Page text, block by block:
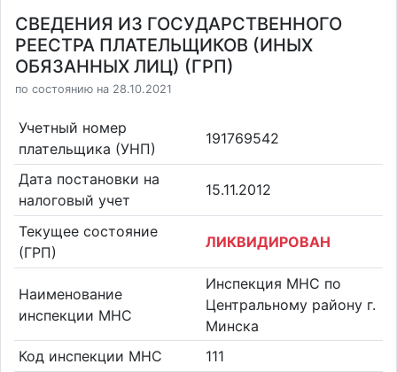
СВЕДЕНИЯ ИЗ ГОСУДАРСТВЕННОГО
РЕЕСТРА ПЛАТЕЛЬЩИКОВ (ИНЫХ
ОБЯЗАННЫХ ЛИЦ) (ГРП)
по состоянию на 28.10.2021
Учетный номер
плательщика (УНП)
191769542
Дата постановки на
налоговый учет
15.11.2012
Текущее состояние
(ГРП)
ЛИКВИДИРОВАН
Наименование
инспекции МНС
Инспекция МНС по
Центральному району г.
Минска
Код инспекции МНС
111